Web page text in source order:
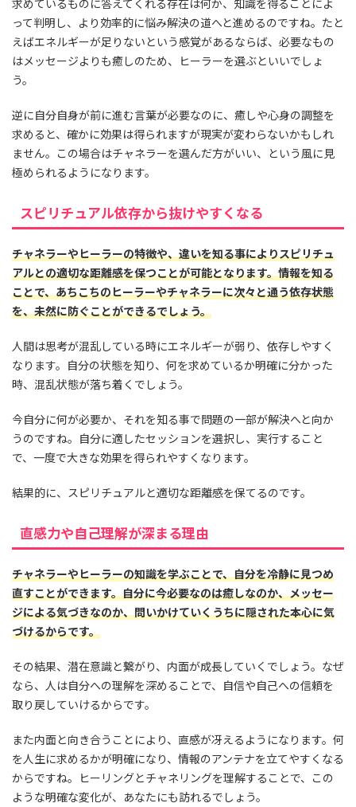
求めているものに答えてくれる存在は何か、知識を得ることによ
って判明し、より効率的に悩み解決の道へと進めるのですね。たと
えばエネルギーが足りないという感覚があるならば、必要なもの
はメッセージよりも癒しのため、ヒーラーを選ぶといいでしょ
う。
逆に自分自身が前に進む言葉が必要なのに、癒しや心身の調整を
求めると、確かに効果は得られますが現実が変わらないかもしれ
ません。この場合はチャネラーを選んだ方がいい、という風に見
極められるようになります。
スピリチュアル依存から抜けやすくなる
チャネラーやヒーラーの特徴や、違いを知る事によりスピリチュ
アルとの適切な距離感を保つことが可能となります。情報を知る
ことで、あちこちのヒーラーやチャネラーに次々と通う依存状態
を、未然に防ぐことができるでしょう。
人間は思考が混乱している時にエネルギーが弱り、依存しやすく
なります。自分の状態を知り、何を求めているか明確に分かった
時、混乱状態が落ち着くでしょう。
今自分に何が必要か、それを知る事で問題の一部が解決へと向か
うのですね。自分に適したセッションを選択し、実行すること
で、一度で大きな効果を得られやすくなります。
結果的に、スピリチュアルと適切な距離感を保てるのです。
直感力や自己理解が深まる理由
チャネラーやヒーラーの知識を学ぶことで、自分を冷静に見つめ
直すことができます。自分に今必要なのは癒しなのか、メッセー
ジによる気づきなのか、問いかけていくうちに隠された本心に気
づけるからです。
その結果、潜在意識と繋がり、内面が成長していくでしょう。なぜ
なら、人は自分への理解を深めることで、自信や自己への信頼を
取り戻していけるからです。
また内面と向き合うことにより、直感が冴えるようになります。何
を人生に求めるかが明確になり、情報のアンテナを立てやすくなる
からですね。ヒーリングとチャネリングを理解することで、この
ような明確な変化が、あなたにも訪れるでしょう。